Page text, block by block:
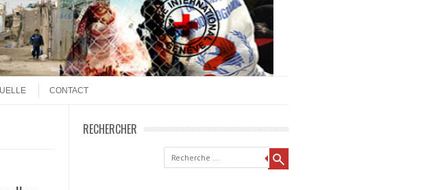
CONTACT
RECHERCHER